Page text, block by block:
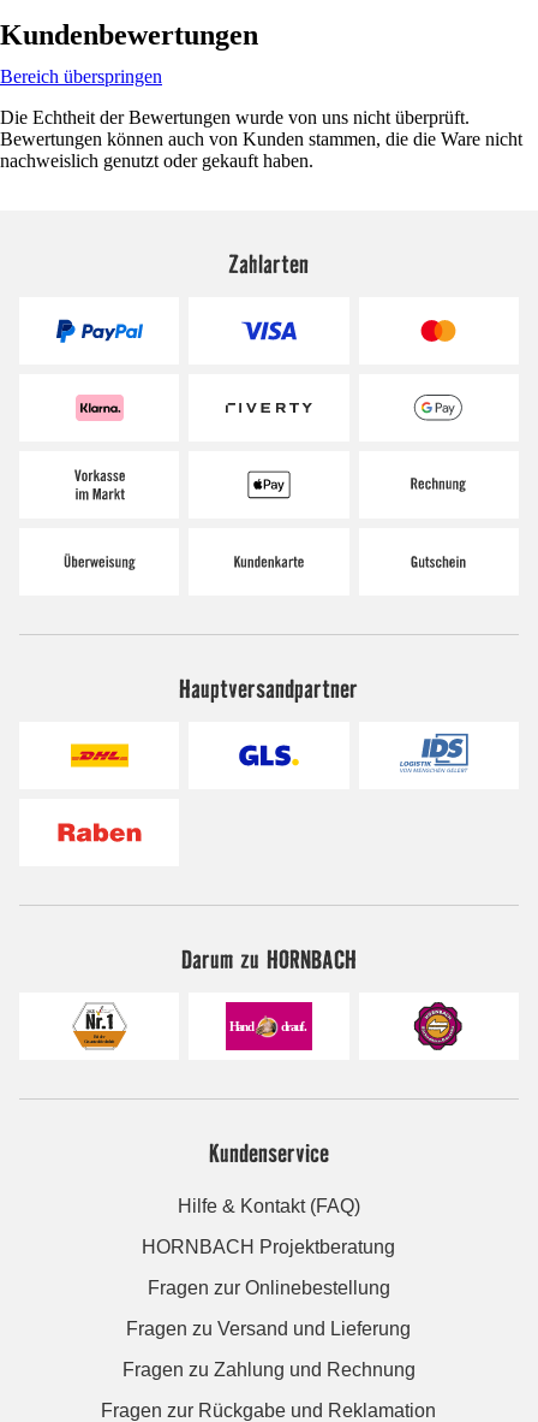
Kundenbewertungen
Bereich überspringen
Die Echtheit der Bewertungen wurde von uns nicht überprüft.
Bewertungen können auch von Kunden stammen, die die Ware nicht
nachweislich genutzt oder gekauft haben.
Zahlarten
Hauptversandpartner
Darum zu HORNBACH
Kundenservice
Hilfe & Kontakt (FAQ)
HORNBACH Projektberatung
Fragen zur Onlinebestellung
Fragen zu Versand und Lieferung
Fragen zu Zahlung und Rechnung
Fragen zur Rückgabe und Reklamation